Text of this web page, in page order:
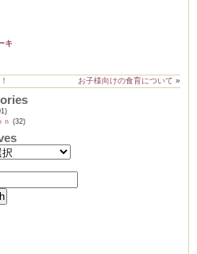
キ
お子様向けの食育について »
ｎ (32)